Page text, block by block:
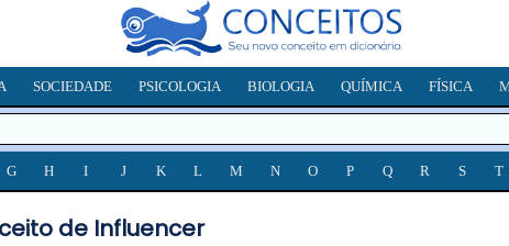
SOCIEDADE PSICOLOGIA BIOLOGIA QUÍMICA FÍSICA
G H I J K L M N O P Q R S T
de Influencer